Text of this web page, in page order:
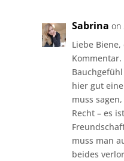
Sabrina on
Liebe
hier gut
muss
Recht – es
muss man
beides